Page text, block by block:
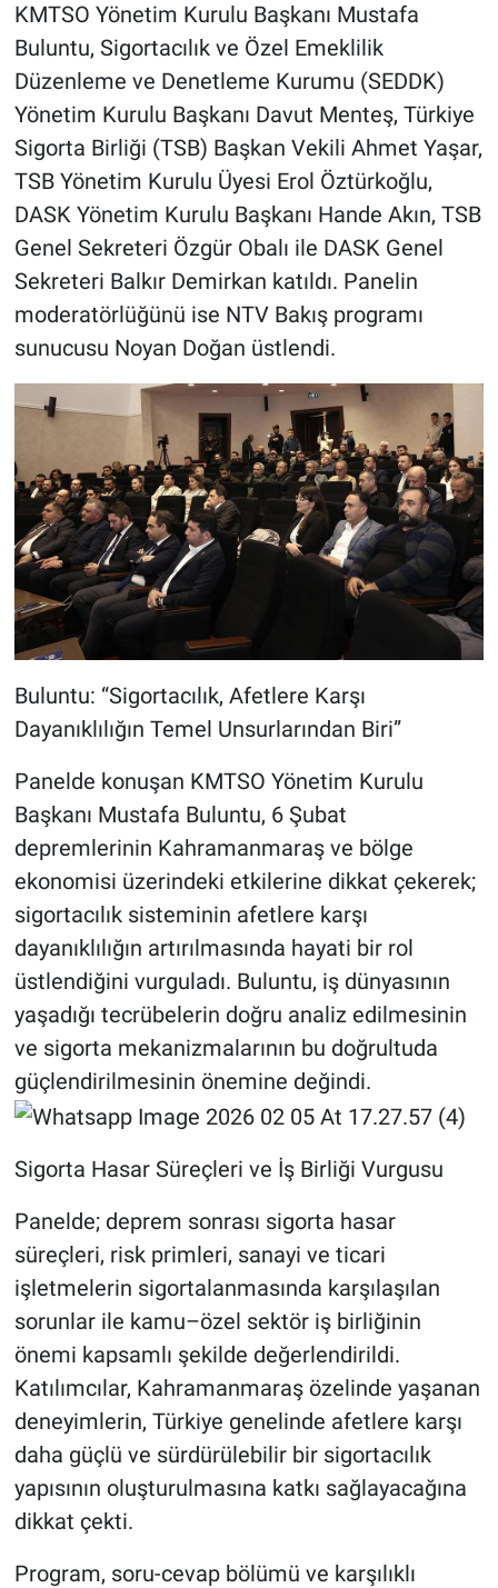
KMTSO Yönetim Kurulu Başkanı Mustafa
Buluntu, Sigortacılık ve Özel Emeklilik
Düzenleme ve Denetleme Kurumu (SEDDK)
Yönetim Kurulu Başkanı Davut Menteş, Türkiye
Sigorta Birliği (TSB) Başkan Vekili Ahmet Yaşar,
TSB Yönetim Kurulu Üyesi Erol Öztürkoğlu,
DASK Yönetim Kurulu Başkanı Hande Akın, TSB
Genel Sekreteri Özgür Obalı ile DASK Genel
Sekreteri Balkır Demirkan katıldı. Panelin
moderatörlüğünü ise NTV Bakış programı
sunucusu Noyan Doğan üstlendi.
Buluntu: “Sigortacılık, Afetlere Karşı
Dayanıklılığın Temel Unsurlarından Biri”
Panelde konuşan KMTSO Yönetim Kurulu
Başkanı Mustafa Buluntu, 6 Şubat
depremlerinin Kahramanmaraş ve bölge
ekonomisi üzerindeki etkilerine dikkat çekerek;
sigortacılık sisteminin afetlere karşı
dayanıklılığın artırılmasında hayati bir rol
üstlendiğini vurguladı. Buluntu, iş dünyasının
yaşadığı tecrübelerin doğru analiz edilmesinin
ve sigorta mekanizmalarının bu doğrultuda
güçlendirilmesinin önemine değindi.
Sigorta Hasar Süreçleri ve İş Birliği Vurgusu
Panelde; deprem sonrası sigorta hasar
süreçleri, risk primleri, sanayi ve ticari
işletmelerin sigortalanmasında karşılaşılan
sorunlar ile kamu–özel sektör iş birliğinin
önemi kapsamlı şekilde değerlendirildi.
Katılımcılar, Kahramanmaraş özelinde yaşanan
deneyimlerin, Türkiye genelinde afetlere karşı
daha güçlü ve sürdürülebilir bir sigortacılık
yapısının oluşturulmasına katkı sağlayacağına
dikkat çekti.
Program, soru-cevap bölümü ve karşılıklı